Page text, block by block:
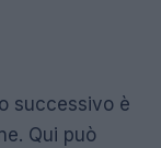
successivo è
Qui può